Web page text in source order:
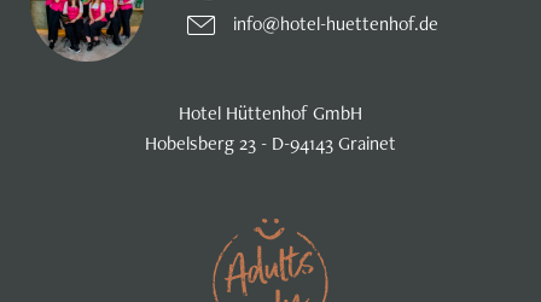
info@hotel-huettenhof.de
Hotel Hüttenhof GmbH
Hobelsberg 23 - D-94143 Grainet